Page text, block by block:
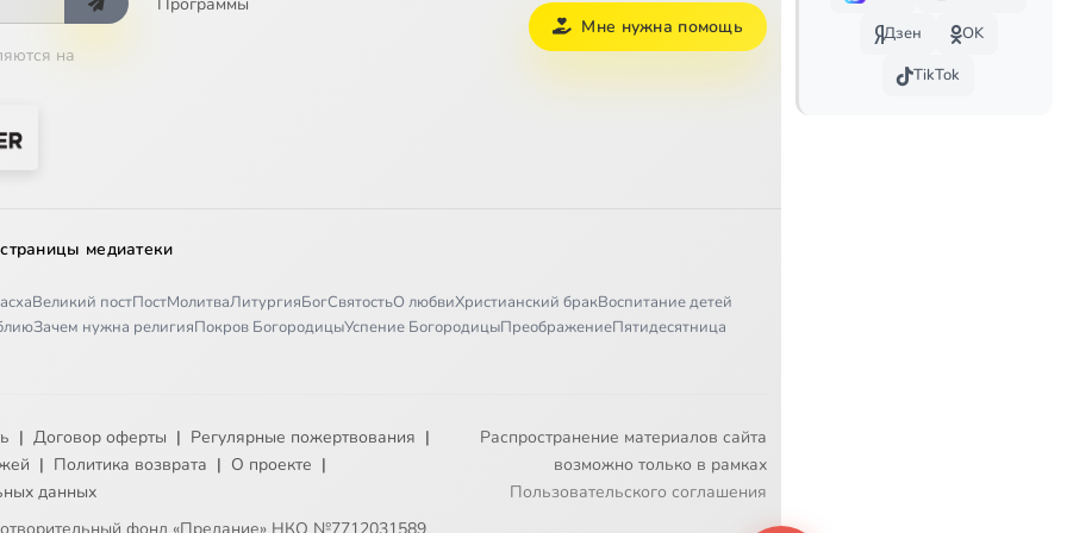
на
Мне нужна помощь
медиатеки
Великий постПостМолитваЛитургияБогСвятостьО любвиХристианский бракВоспитание детей
Зачем нужна религияПокров БогородицыУспение БогородицыПреображениеПятидесятница
| Договор оферты | Регулярные пожертвования |
| Политика возврата | О проекте |
данных
фонд «Предание» НКО №7712031589
Распространение материалов сайта
возможно только в рамках
Пользовательского соглашения
Дзен
OK
TikTok